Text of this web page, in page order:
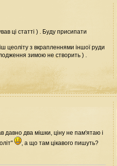
ці статті ) . Буду присипати
цеоліту з вкрапленнями іншої руди
зимою не створить ) .
давно два мішки, ціну не пам'ятаю і
, а що там цікавого пишуть?